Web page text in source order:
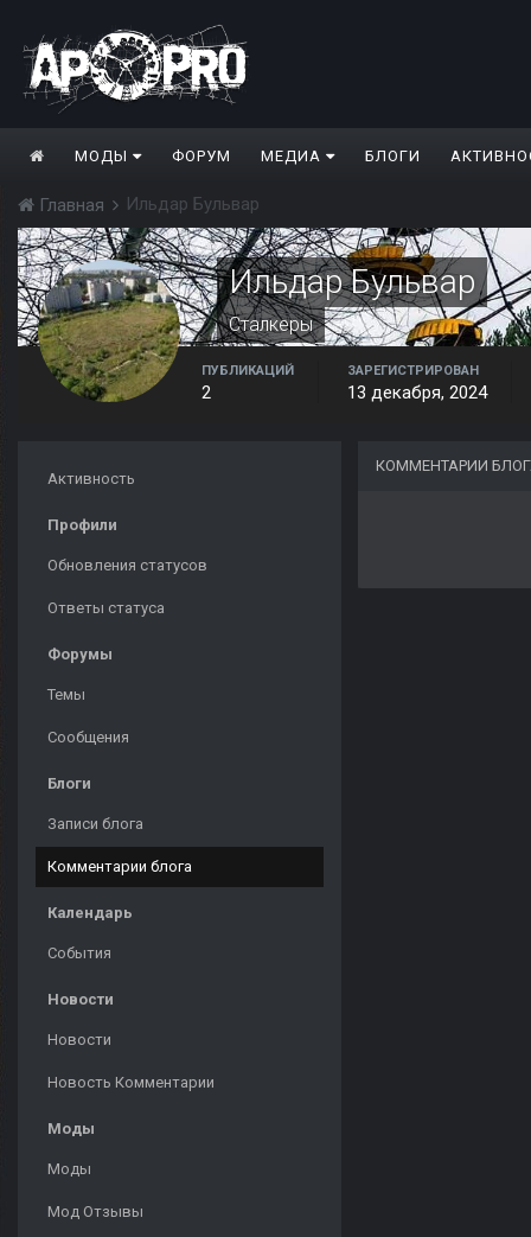
МОДЫ ФОРУМ МЕДИА БЛОГИ
Главная Ильдар Бульвар
Ильдар Бульвар
Сталкеры
ПУБЛИКАЦИЙ
2
ЗАРЕГИСТРИРОВАН
13 декабря, 2024
Активность
Профили
Обновления статусов
Ответы статуса
Форумы
Темы
Сообщения
Блоги
Записи блога
Комментарии блога
Календарь
События
Новости
Новости
Новость Комментарии
Моды
Моды
Мод Отзывы
КОММЕНТАРИИ